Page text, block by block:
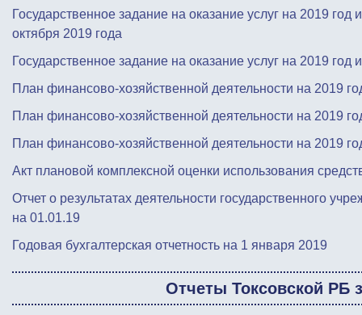
Государственное задание на оказание услуг на 2019
октября 2019 года
Государственное задание на оказание услуг на 2019
План финансово-хозяйственной деятельности на 2019
План финансово-хозяйственной деятельности на 2019
План финансово-хозяйственной деятельности на 2019
Акт плановой комплексной оценки использования
Отчет о результатах деятельности государственного
на 01.01.19
Годовая бухгалтерская отчетность на 1 января 2019
Отчеты Токсовской РБ